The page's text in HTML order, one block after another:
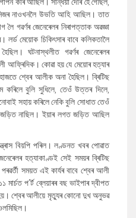
কৰি আছিল। সন্ধিয়া দেৰি হৈ গৈছিল,
নাওখনলৈ উভতি আহি আছিল। তাত
গৱৰ্ণৰ জেনেৰেলৰ নিৰাপত্তাক অৱজ্ঞা
লৰ্ড মেয়োক চিকিৎসাৰ বাবে কলিকতালৈ
ঘটনাস্থলীত গৱৰ্ণৰ জেনেৰেলৰ
আফ্ৰিদিক। কোৱা হয় যে মেয়োৰ হত্যাৰ
শ্বেৰ আলীক অনা হৈছিল। ব্ৰিটিছ
বুলি সুধিলে, তেওঁ উত্তৰ দিলে,
সহায় কৰিলে নেকি বুলি সোধাত তেওঁ
নাছিল। ইয়াৰ লগত জড়িত আছিল
বিয়পি পৰিল। লণ্ডনত খবৰ পোৱাত
হত্যাকাণ্ডই সেই সময়ৰ ব্ৰিটিছ
সময়ত এই কাৰ্যৰ বাবে শ্বেৰ আলী
প’ৰ্ট ব্লেয়াৰৰ বছ ভাইপাৰ দ্বীপত
হয়। শ্বেৰ আলীয়ে মৃত্যুৰ কোনো দুখ অনুভৱ